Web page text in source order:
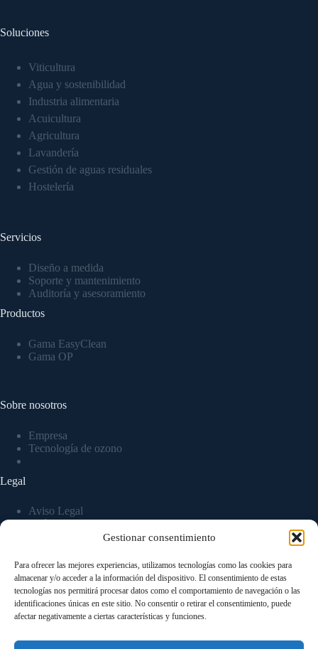
Gestionar consentimiento
Para ofrecer las mejores experiencias, utilizamos tecnologías como las cookies para
almacenar y/o acceder a la información del dispositivo. El consentimiento de estas
tecnologías nos permitirá procesar datos como el comportamiento de navegación o las
identificaciones únicas en este sitio. No consentir o retirar el consentimiento, puede
afectar negativamente a ciertas características y funciones.
Soluciones
Viticultura
Agua y sostenibilidad
Industria alimentaria
Acuicultura
Agricultura
Lavandería
Gestión de aguas residuales
Hostelería
Servicios
Diseño a medida
Soporte y mantenimiento
Auditoría y asesoramiento
Productos
Gama EasyClean
Gama OP
Sobre nosotros
Empresa
Tecnología de ozono
Legal
Aviso Legal
Política de privacidad
Política de Cookies
Miembros de: